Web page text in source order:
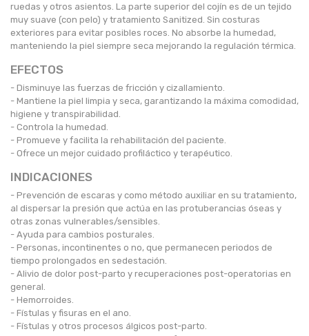
ruedas y otros asientos. La parte superior del cojín es de un tejido
muy suave (con pelo) y tratamiento Sanitized. Sin costuras
exteriores para evitar posibles roces. No absorbe la humedad,
manteniendo la piel siempre seca mejorando la regulación térmica.
EFECTOS
- Disminuye las fuerzas de fricción y cizallamiento.
- Mantiene la piel limpia y seca, garantizando la máxima comodidad,
higiene y transpirabilidad.
- Controla la humedad.
- Promueve y facilita la rehabilitación del paciente.
- Ofrece un mejor cuidado profiláctico y terapéutico.
INDICACIONES
- Prevención de escaras y como método auxiliar en su tratamiento,
al dispersar la presión que actúa en las protuberancias óseas y
otras zonas vulnerables/sensibles.
- Ayuda para cambios posturales.
- Personas, incontinentes o no, que permanecen periodos de
tiempo prolongados en sedestación.
- Alivio de dolor post-parto y recuperaciones post-operatorias en
general.
- Hemorroides.
- Fístulas y fisuras en el ano.
- Fístulas y otros procesos álgicos post-parto.